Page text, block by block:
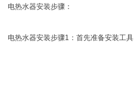
电热水器安装步骤：
电热水器安装步骤1：首先准备安装工